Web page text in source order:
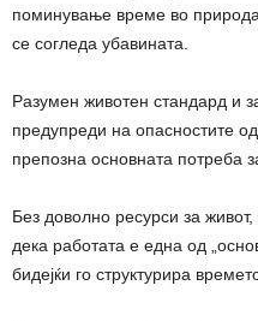
поминување време во природа
се согледа убавината.
Разумен животен стандард и
предупреди на опасностите
препозна основната потреба
Без доволно ресурси за
дека работата е една од
бидејќи го структурира